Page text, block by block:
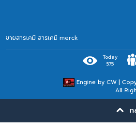
ขายสารเคมี สารเคมี merck
Engine by CW|
All
Today
575
ก